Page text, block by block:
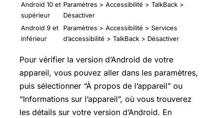
Android 10 et
supérieur
Paramètres > Accessibilité > TalkBack >
Désactiver
Android 9 et
inférieur
Paramètres > Accessibilité > Services
d’accessibilité > TalkBack > Désactiver
Pour vérifier la version d’Android de votre
appareil, vous pouvez aller dans les paramètres,
puis sélectionner “À propos de l’appareil” ou
“Informations sur l’appareil”, où vous trouverez
les détails sur votre version d’Android. En